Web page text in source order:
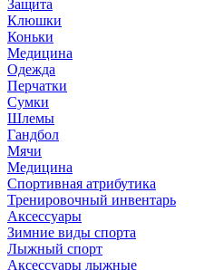
Защита
Клюшки
Коньки
Медицина
Одежда
Перчатки
Сумки
Шлемы
Гандбол
Мячи
Медицина
Спортивная атрибутика
Тренировочный инвентарь
Аксессуары
Зимние виды спорта
Лыжный спорт
Аксессуары лыжные